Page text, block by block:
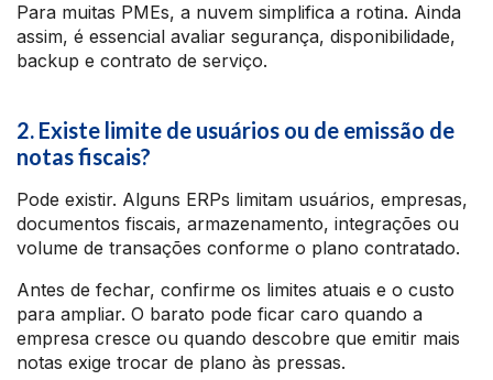
Para muitas PMEs, a nuvem simplifica a rotina. Ainda
assim, é essencial avaliar segurança, disponibilidade,
backup e contrato de serviço.
2. Existe limite de usuários ou de emissão de
notas fiscais?
Pode existir. Alguns ERPs limitam usuários, empresas,
documentos fiscais, armazenamento, integrações ou
volume de transações conforme o plano contratado.
Antes de fechar, confirme os limites atuais e o custo
para ampliar. O barato pode ficar caro quando a
empresa cresce ou quando descobre que emitir mais
notas exige trocar de plano às pressas.